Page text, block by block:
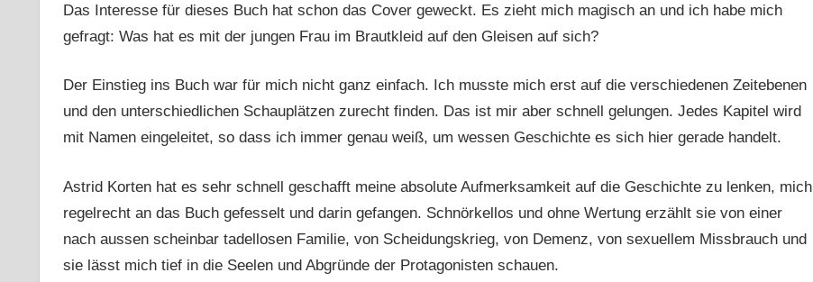
Das Interesse für dieses Buch hat schon das Cover geweckt. Es zieht mich magisch an und ich habe mich
gefragt: Was hat es mit der jungen Frau im Brautkleid auf den Gleisen auf sich?
Der Einstieg ins Buch war für mich nicht ganz einfach. Ich musste mich erst auf die verschiedenen Zeitebenen
und den unterschiedlichen Schauplätzen zurecht finden. Das ist mir aber schnell gelungen. Jedes Kapitel wird
mit Namen eingeleitet, so dass ich immer genau weiß, um wessen Geschichte es sich hier gerade handelt.
Astrid Korten hat es sehr schnell geschafft meine absolute Aufmerksamkeit auf die Geschichte zu lenken, mich
regelrecht an das Buch gefesselt und darin gefangen. Schnörkellos und ohne Wertung erzählt sie von einer
nach aussen scheinbar tadellosen Familie, von Scheidungskrieg, von Demenz, von sexuellem Missbrauch und
sie lässt mich tief in die Seelen und Abgründe der Protagonisten schauen.